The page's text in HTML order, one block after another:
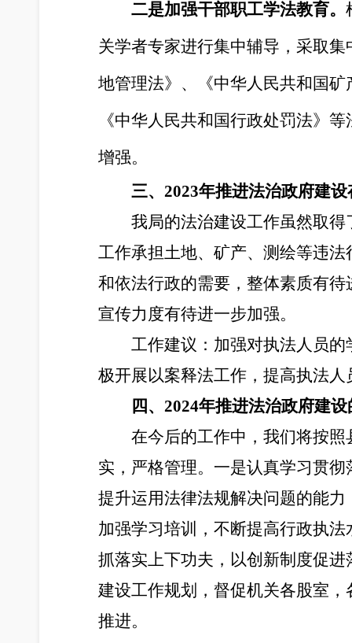
二是加强干部职工学法教育。
关学者专家进行集中辅导，采取
地管理法》、《中华人民共和国
《中华人民共和国行政处罚法》
增强。
三、2023年推进法治政府建
我局的法治建设工作虽然取
工作承担土地、矿产、测绘等违
和依法行政的需要，整体素质有
宣传力度有待进一步加强。
工作建议：加强对执法人员
极开展以案释法工作，提高执法
四、2024年推进法治政府建
在今后的工作中，我们将按
实，严格管理。一是认真学习贯
提升运用法律法规解决问题的能
加强学习培训，不断提高行政执
抓落实上下功夫，以创新制度促
建设工作规划，督促机关各股室
推进。